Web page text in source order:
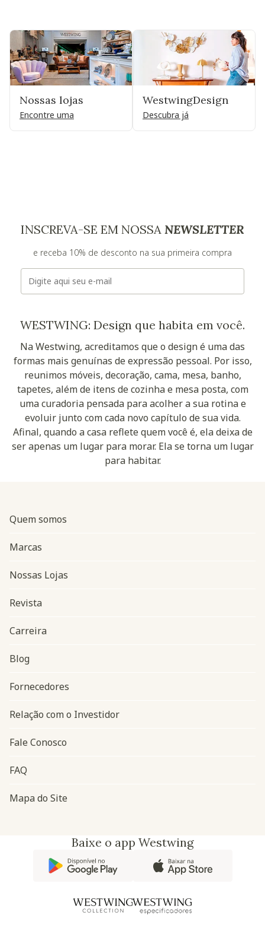
Nossas lojas
Encontre uma
WestwingDesign
Descubra já
INSCREVA-SE EM NOSSA NEWSLETTER
e receba 10% de desconto na sua primeira compra
WESTWING: Design que habita em você.
Na Westwing, acreditamos que o design é uma das
formas mais genuínas de expressão pessoal. Por isso,
reunimos móveis, decoração, cama, mesa, banho,
tapetes, além de itens de cozinha e mesa posta, com
uma curadoria pensada para acolher a sua rotina e
evoluir junto com cada novo capítulo de sua vida.
Afinal, quando a casa reflete quem você é, ela deixa de
ser apenas um lugar para morar. Ela se torna um lugar
para habitar.
Navegação do rodapé
Quem somos
Marcas
Nossas Lojas
Revista
Carreira
Blog
Fornecedores
Relação com o Investidor
Fale Conosco
FAQ
Mapa do Site
Baixe o app Westwing